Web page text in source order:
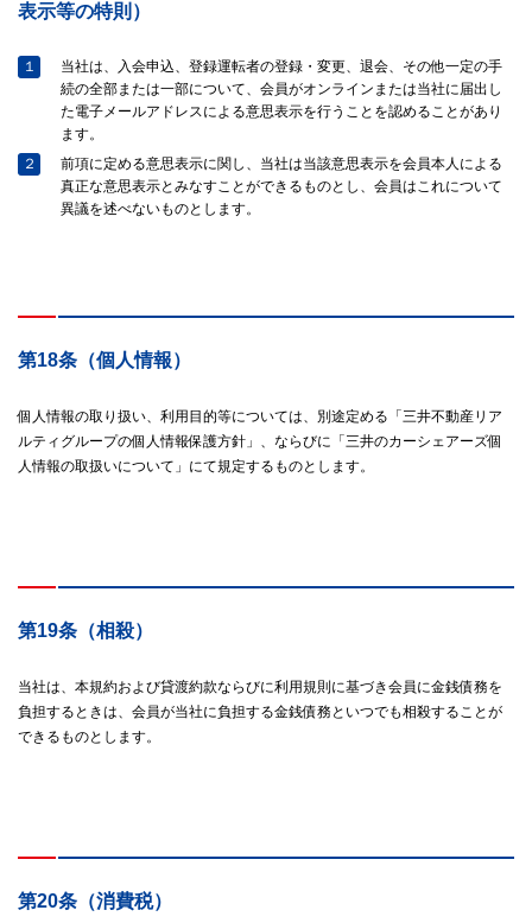
表示等の特則）
１
当社は、入会申込、登録運転者の登録・変更、退会、その他一定の手
続の全部または一部について、会員がオンラインまたは当社に届出し
た電子メールアドレスによる意思表示を行うことを認めることがあり
ます。
２
前項に定める意思表示に関し、当社は当該意思表示を会員本人による
真正な意思表示とみなすことができるものとし、会員はこれについて
異議を述べないものとします。
第18条（個人情報）
個人情報の取り扱い、利用目的等については、別途定める「三井不動産リア
ルティグループの個人情報保護方針」、ならびに「三井のカーシェアーズ個
人情報の取扱いについて」にて規定するものとします。
第19条（相殺）
当社は、本規約および貸渡約款ならびに利用規則に基づき会員に金銭債務を
負担するときは、会員が当社に負担する金銭債務といつでも相殺することが
できるものとします。
第20条（消費税）